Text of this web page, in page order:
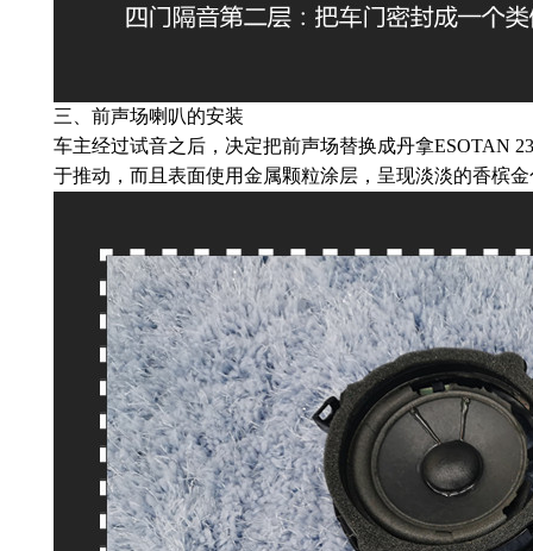
三、前声场喇叭的安装
车主经过试音之后，决定把前声场替换成丹拿ESOTAN
于推动，而且表面使用金属颗粒涂层，呈现淡淡的香槟